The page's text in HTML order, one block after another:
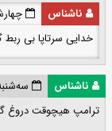
ناشناس
چهارشنبه ۱۳
خدایی سرتاپا بی ربط
ناشناس
سه‌شنبه ۱۲ خرداد ۱۴۰۵
ترامپ هیچوقت دروغ